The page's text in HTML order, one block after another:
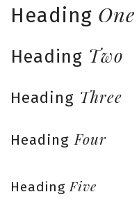
Heading One
Heading Two
Heading Three
HeadingFour
HeadingFive